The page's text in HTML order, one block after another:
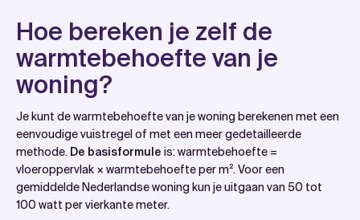
Hoe bereken je zelf de
warmtebehoefte van je
woning?
Je kunt de warmtebehoefte van je woning berekenen met een
eenvoudige vuistregel of met een meer gedetailleerde
methode. De basisformule is: warmtebehoefte =
vloeroppervlak × warmtebehoefte per m². Voor een
gemiddelde Nederlandse woning kun je uitgaan van 50 tot
100 watt per vierkante meter.